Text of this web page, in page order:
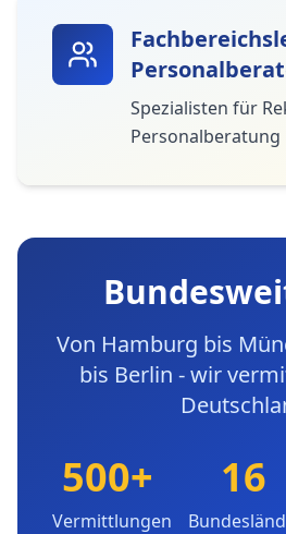
Spezialisten für
Personalberatung
Von Hamburg bis
bis Berlin - wir
500+
Vermittlungen
16